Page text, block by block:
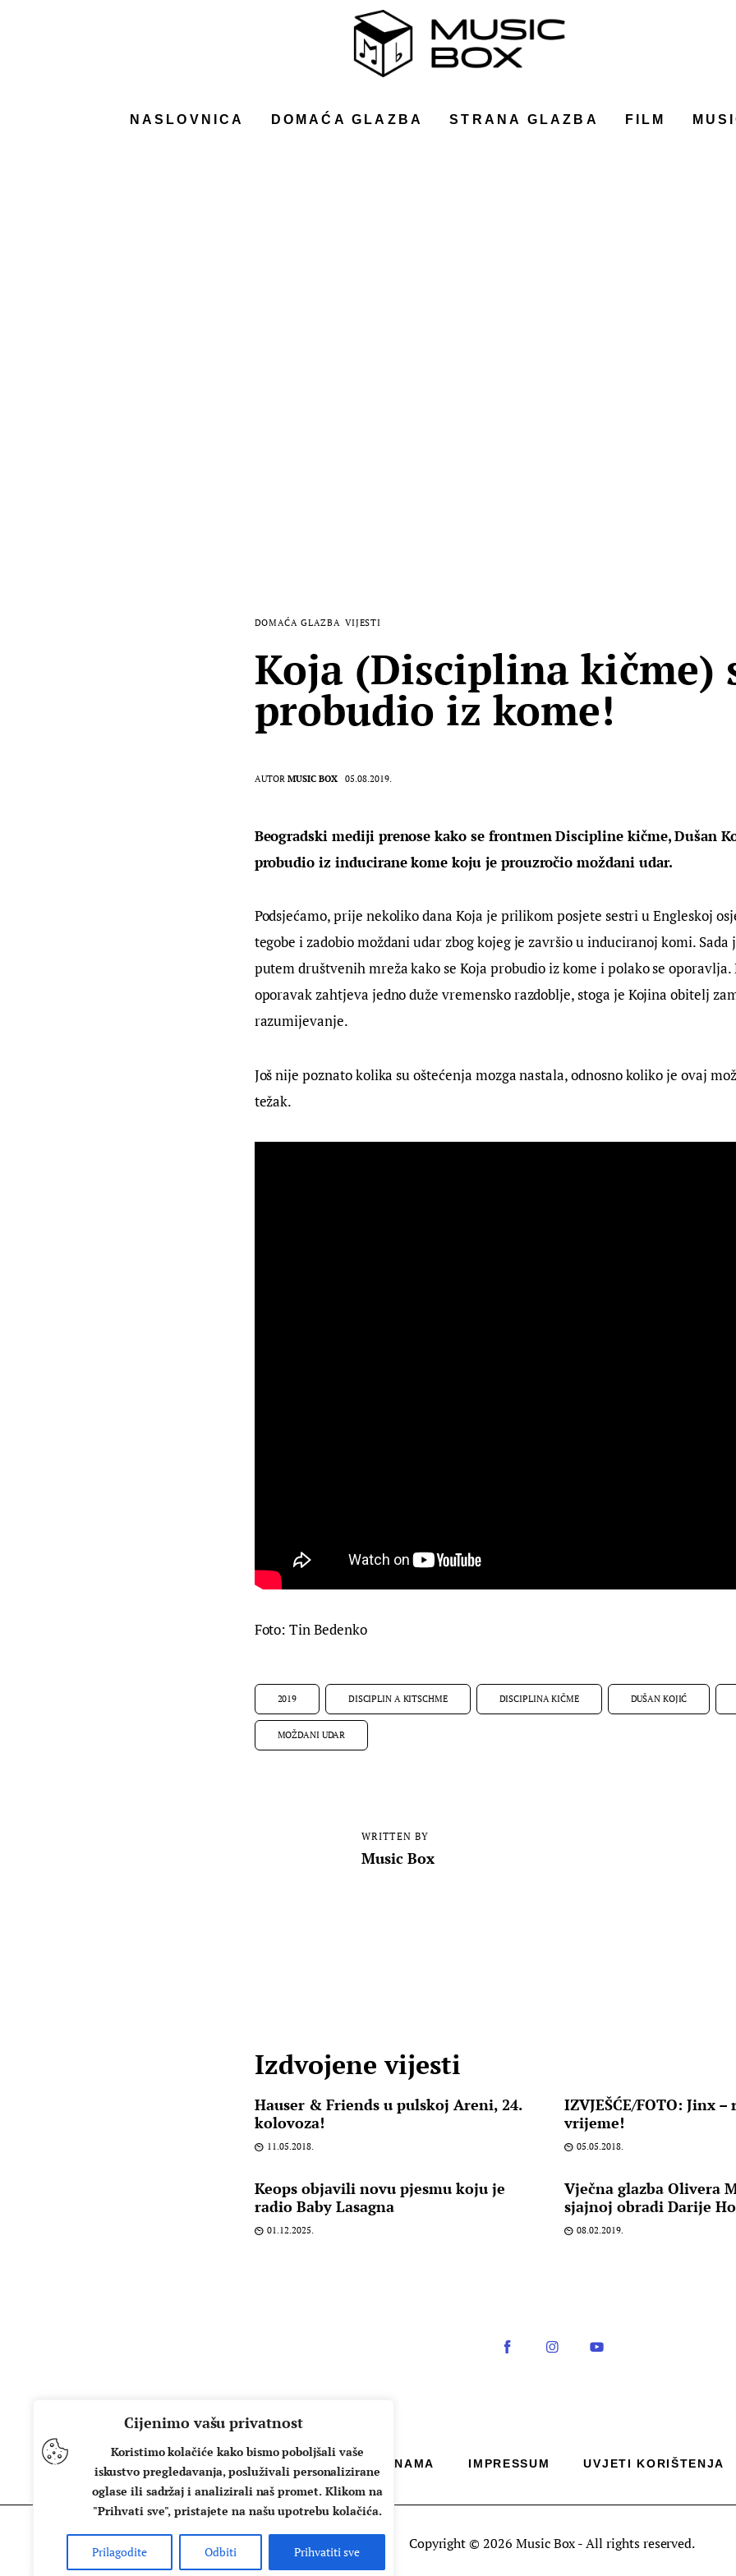
Cijenimo vašu privatnost
Koristimo kolačiće kako bismo poboljšali vaše
iskustvo pregledavanja, posluživali personalizirane
oglase ili sadržaj i analizirali naš promet. Klikom na
"Prihvati sve", pristajete na našu upotrebu kolačića.
Prilagodite Odbiti Prihvatiti sve
NASLOVNICA DOMAĆA GLAZBA STRANA GLAZBA FILM
DOMAĆA GLAZBA VIJESTI
Koja (Disciplina kičme)
probudio iz kome!
AUTOR MUSIC BOX 05.08.2019.
Beogradski mediji prenose kako se frontmen Discipline kičme, Dušan
probudio iz inducirane kome koju je prouzročio moždani udar.
Podsjećamo, prije nekoliko dana Koja je prilikom posjete sestri u Engleskoj
tegobe i zadobio moždani udar zbog kojeg je završio u induciranoj komi.
putem društvenih mreža kako se Koja probudio iz kome i polako se
oporavak zahtjeva jedno duže vremensko razdoblje, stoga je Kojina obitelj
razumijevanje.
Još nije poznato kolika su oštećenja mozga nastala, odnosno koliko je ovaj
težak.
Foto: Tin Bedenko
2019 DISCIPLIN A KITSCHME DISCIPLINA KIČME DUŠAN KOJIĆ
MOŽDANI UDAR
WRITTEN BY
Music Box
Izdvojene vijesti
Hauser & Friends u pulskoj Areni, 24.
kolovoza!
11.05.2018.
IZVJEŠĆE/FOTO: Jinx
vrijeme!
05.05.2018.
Keops objavili novu pjesmu koju je
radio Baby Lasagna
01.12.2025.
Vječna glazba Olivera
sjajnoj obradi Darije
08.02.2019.
O NAMA IMPRESSUM UVJETI KORIŠTENJA
Copyright © 2026 Music Box - All rights reserved.